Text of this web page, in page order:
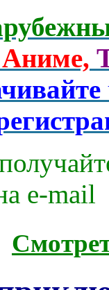
Аниме,
e-mаil